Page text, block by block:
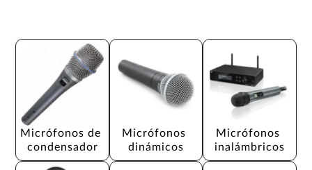
Micrófonos de
condensador
Micrófonos
dinámicos
Micrófonos
inalámbricos